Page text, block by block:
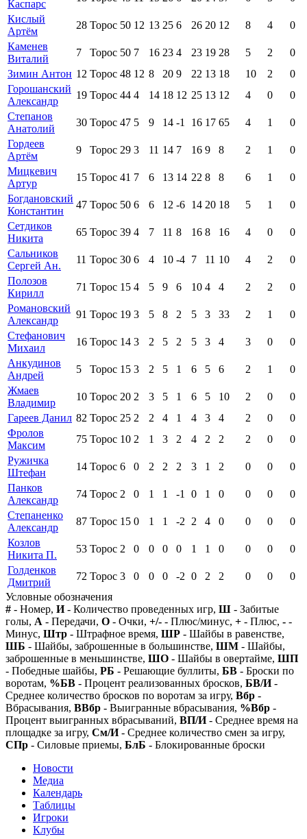
Каспарс
Кислый
Артём
28 Торос 50 12 13 25 6 26 20 12 8 4
0
Каменев
Виталий
7 Торос 50 7 16 23 4 23 19 28 5 2
0
Зимин Антон 12 Торос 48 12 8 20 9 22 13 18 10 2
0
Горошанский
Александр
19 Торос 44 4 14 18 12 25 13 12 4 0
0
Степанов
Анатолий
30 Торос 47 5 9 14 -1 16 17 65 4 1
0
Гордеев
Артём
9 Торос 29 3 11 14 7 16 9 8 2 1
0
Мицкевич
Артур
15 Торос 41 7 6 13 14 22 8 8 6 1
0
Богдановский
Константин
47 Торос 50 6 6 12 -6 14 20 18 5 1
0
Сетдиков
Никита
65 Торос 39 4 7 11 8 16 8 16 4 0
0
Сальников
Сергей Ан.
11 Торос 30 6 4 10 -4 7 11 10 4 2
0
Полозов
Кирилл
71 Торос 15 4 5 9 6 10 4 4 2 2
0
Романовский
Александр
91 Торос 19 3 5 8 2 5 3 33 2 1
0
Стефанович
Михаил
16 Торос 14 3 2 5 2 5 3 4 3 0
0
Анкудинов
Андрей
5 Торос 15 3 2 5 1 6 5 6 2 1
0
Жмаев
Владимир
10 Торос 20 2 3 5 1 6 5 10 2 0
0
Гареев Данил 82 Торос 25 2 2 4 1 4 3 4 2 0
0
Фролов
Максим
75 Торос 10 2 1 3 2 4 2 2 2 0
0
Ружичка
Штефан
14 Торос 6 0 2 2 2 3 1 2 0 0
0
Панков
Александр
74 Торос 2 0 1 1 -1 0 1 0 0 0
0
Степаненко
Александр
87 Торос 15 0 1 1 -2 2 4 0 0 0
0
Козлов
Никита П.
53 Торос 2 0 0 0 0 1 1 0 0 0
0
Голденков
Дмитрий
72 Торос 3 0 0 0 -2 0 2 2 0 0
0
Условные обозначения
# - Номер, И- Количество проведенных игр, Ш - Забитые
голы, А - Передачи, О - Очки, +/- - Плюс/минус, + - Плюс, - -
Минус, Штр - Штрафное время, ШР - Шайбы в равенстве,
ШБ - Шайбы, заброшенные в большинстве, ШМ - Шайбы,
заброшенные в меньшинстве, ШО - Шайбы в овертайме, ШП
- Победные шайбы, РБ - Решающие буллиты, БВ - Броски по
воротам, %БВ - Процент реализованных бросков, БВ/И-
Среднее количество бросков по воротам за игру, Вбр -
Вбрасывания, ВВбр - Выигранные вбрасывания, %Вбр -
Процент выигранных вбрасываний, ВП/И- Среднее время на
площадке за игру, См/И- Среднее количество смен за игру,
СПр - Силовые приемы, БлБ - Блокированные броски
Новости
Медиа
Календарь
Таблицы
Игроки
Клубы